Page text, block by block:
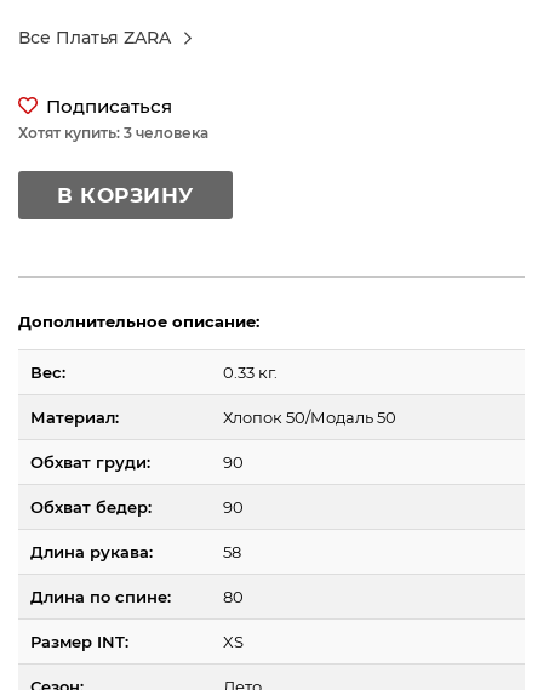
Все Платья ZARA
Подписаться
Хотят купить: 3 человека
В КОРЗИНУ
Дополнительное описание:
Вес: 0.33 кг.
Материал: Хлопок 50/Модаль 50
Обхват груди: 90
Обхват бедер: 90
Длина рукава: 58
Длина по спине: 80
Размер INT: XS